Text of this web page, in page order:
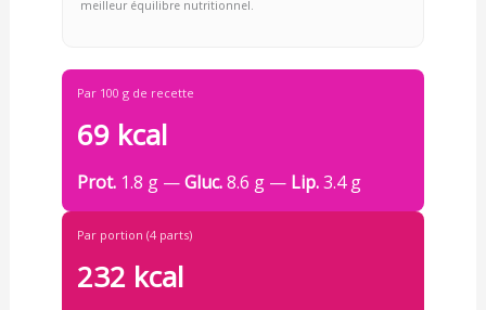
meilleur équilibre nutritionnel.
Par 100 g de recette
69 kcal
Prot.1.8 g —Gluc.8.6 g — Lip.3.4 g
Par portion (4 parts)
232 kcal